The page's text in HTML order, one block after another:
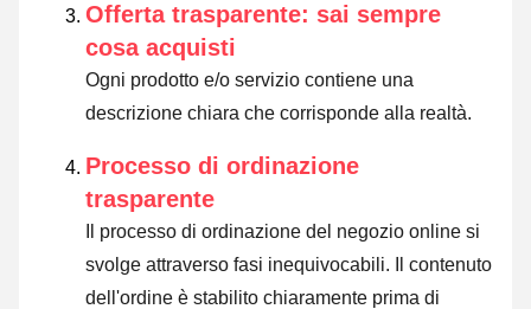
Offerta trasparente: sai sempre
cosa acquisti
Ogni prodotto e/o servizio contiene una
descrizione chiara che corrisponde alla realtà.
Processo di ordinazione
trasparente
Il processo di ordinazione del negozio online si
svolge attraverso fasi inequivocabili. Il contenuto
dell'ordine è stabilito chiaramente prima di